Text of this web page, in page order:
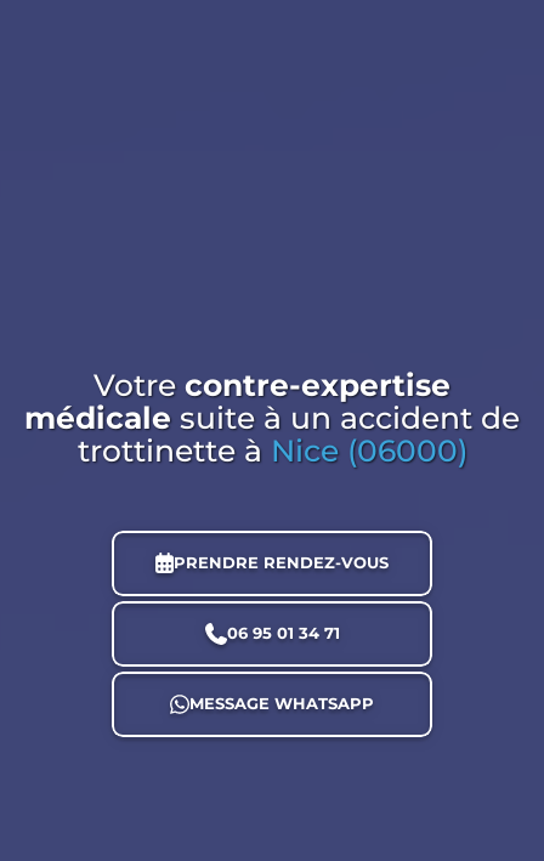
Votre contre-expertise
médicale suite à un accident de
trottinetteà Nice (06000)
PRENDRE RENDEZ-VOUS
06 95 01 34 71
MESSAGE WHATSAPP